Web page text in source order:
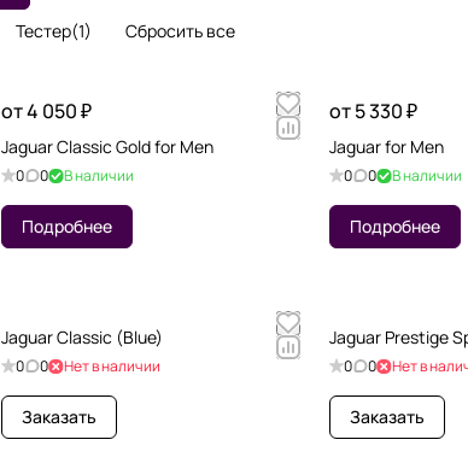
Тестер(1) Сбросить все
от 4 050 ₽
Jaguar Classic Gold for Men
0 0 В наличии
Подробнее
от 5 330 ₽
Jaguar for Men
0 0 В наличии
Подробнее
Jaguar Classic (Blue)
0 0 Нет в наличии
Заказать
Jaguar Prestige
0 0 Нет в
Заказать